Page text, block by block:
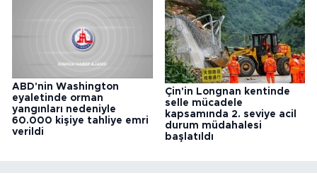
ABD'nin Washington
eyaletinde orman
yangınları nedeniyle
60.000 kişiye tahliye emri
verildi
Çin'in Longnan kentinde
selle mücadele
kapsamında 2. seviye acil
durum müdahalesi
başlatıldı